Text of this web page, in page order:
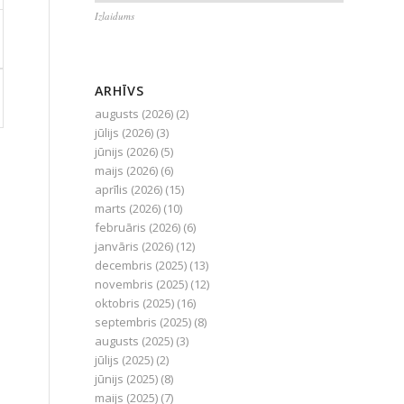
Izlaidums
ARHĪVS
augusts (2026) (2)
jūlijs (2026) (3)
jūnijs (2026) (5)
maijs (2026) (6)
aprīlis (2026) (15)
marts (2026) (10)
februāris (2026) (6)
janvāris (2026) (12)
decembris (2025) (13)
novembris (2025) (12)
oktobris (2025) (16)
septembris (2025) (8)
augusts (2025) (3)
jūlijs (2025) (2)
jūnijs (2025) (8)
maijs (2025) (7)